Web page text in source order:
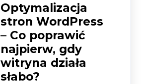
Optymalizacja
stron WordPress
– Co poprawić
najpierw, gdy
witryna działa
słabo?